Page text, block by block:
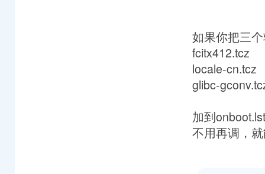
如果你把三
fcitx412.tcz
locale-cn.tcz
glibc-
加到
不用再调，